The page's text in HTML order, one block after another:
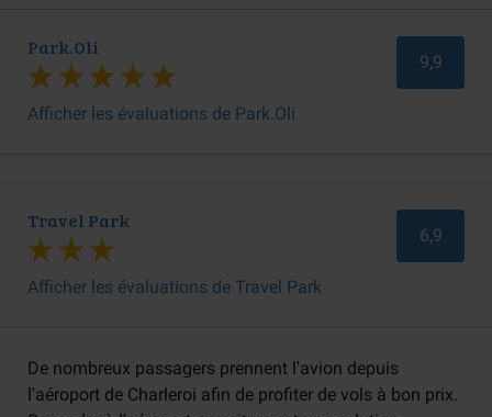
Park.Oli
Afficher les évaluations de Park.Oli
9,9
Travel Park
Afficher les évaluations de Travel Park
6,9
De nombreux passagers prennent l'avion depuis
l'aéroport de Charleroi afin de profiter de vols à bon prix.